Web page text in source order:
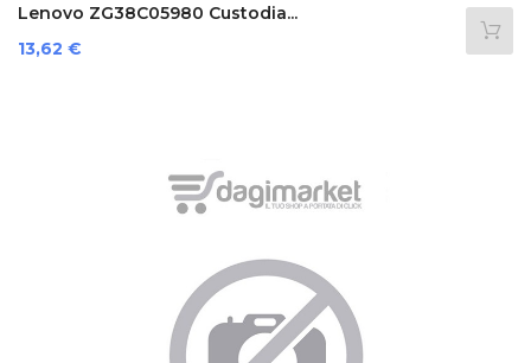
Lenovo ZG38C05980 Custodia...
Prezzo
13,62 €